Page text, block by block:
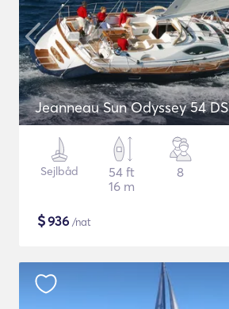
Jeanneau Sun Odyssey 54 DS
Sejlbåd
54 ft
16 m
8
$936 /nat